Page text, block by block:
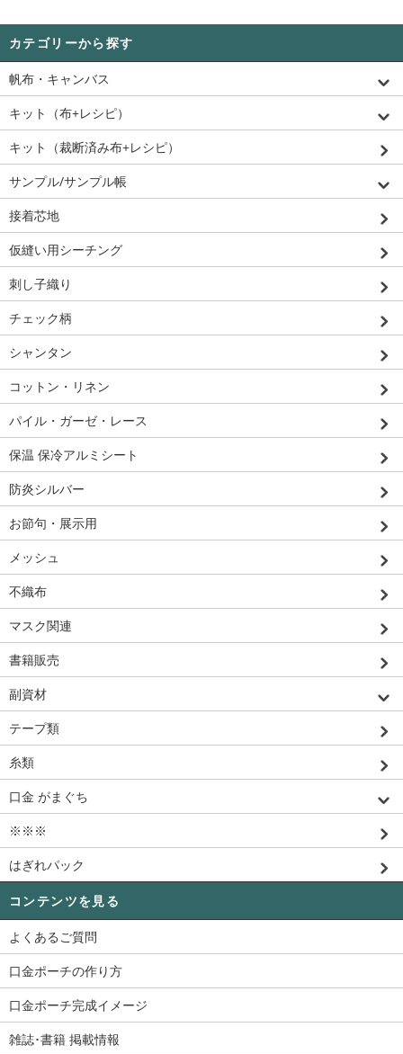
カテゴリーから探す
帆布・キャンバス
キット（布+レシピ）
キット（裁断済み布+レシピ）
サンプル/サンプル帳
接着芯地
仮縫い用シーチング
刺し子織り
チェック柄
シャンタン
コットン・リネン
パイル・ガーゼ・レース
保温 保冷アルミシート
防炎シルバー
お節句・展示用
メッシュ
不織布
マスク関連
書籍販売
副資材
テープ類
糸類
口金 がまぐち
※※※
はぎれパック
コンテンツを見る
よくあるご質問
口金ポーチの作り方
口金ポーチ完成イメージ
雑誌･書籍 掲載情報